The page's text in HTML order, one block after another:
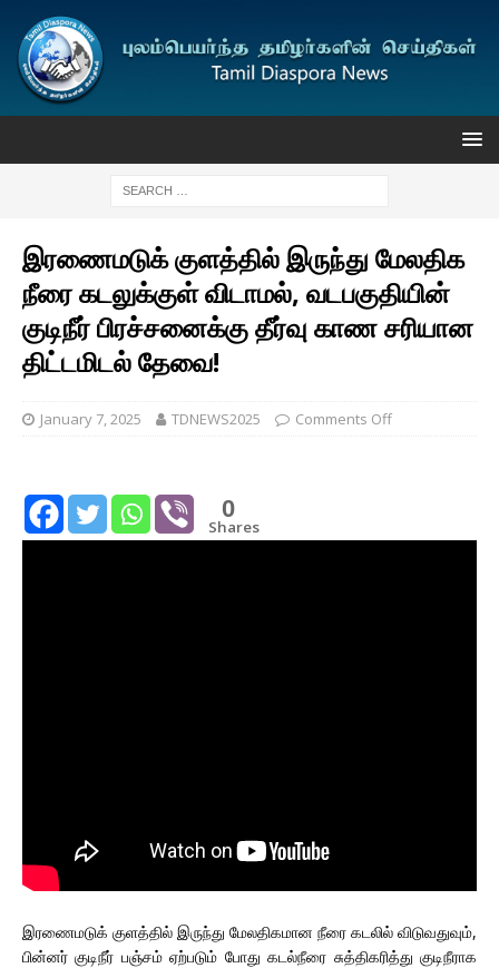
இரணைமடுக் குளத்தில் இருந்து மேலதிக
நீரை கடலுக்குள் விடாமல், வடபகுதியின்
குடிநீர் பிரச்சனைக்கு தீர்வு காண சரியான
திட்டமிடல் தேவை!
January 7, 2025 TDNEWS2025 Comments Off
0
Shares
இரணைமடுக் குளத்தில் இருந்து மேலதிகமான நீரை கடலில் விடுவதுவும்,
பின்னர் குடிநீர் பஞ்சம் ஏற்படும் போது கடல்நீரை சுத்திகரித்து குடிநீராக